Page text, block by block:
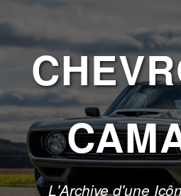
L'Archive d'une